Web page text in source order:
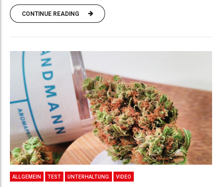
CONTINUE READING
ALLGEMEIN TEST UNTERHALTUNG VIDEO